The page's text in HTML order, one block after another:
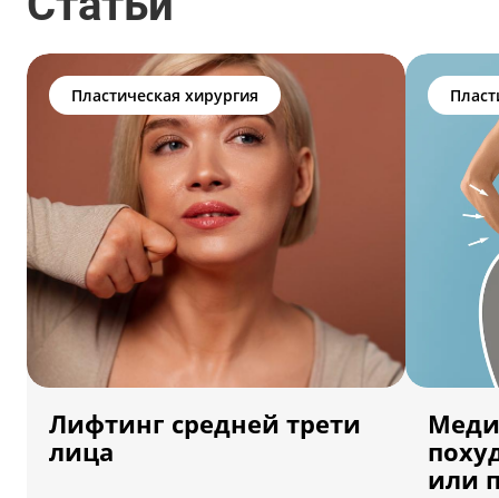
Пластическая хирургия
Лифтинг средней трети
лица
или